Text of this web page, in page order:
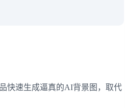
快速生成逼真的AI背景图，取代